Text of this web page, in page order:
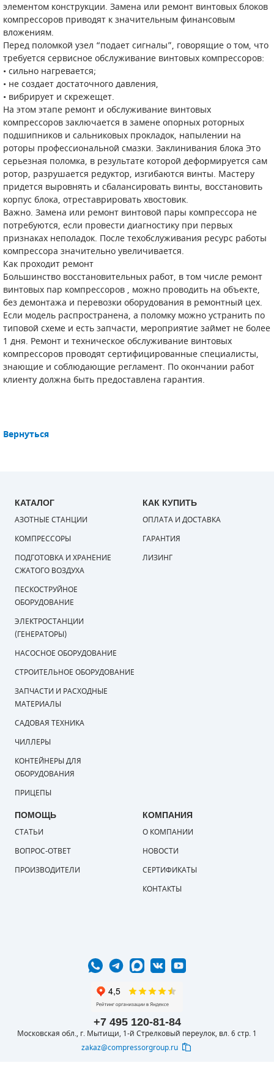
элементом конструкции. Замена или ремонт винтовых блоков
компрессоров приводят к значительным финансовым
вложениям.
Перед поломкой узел “подает сигналы”, говорящие о том, что
требуется сервисное обслуживание винтовых компрессоров:
• сильно нагревается;
• не создает достаточного давления,
• вибрирует и скрежещет.
На этом этапе ремонт и обслуживание винтовых
компрессоров заключается в замене опорных роторных
подшипников и сальниковых прокладок, напылении на
роторы профессиональной смазки. Заклинивания блока Это
серьезная поломка, в результате которой деформируется сам
ротор, разрушается редуктор, изгибаются винты. Мастеру
придется выровнять и сбалансировать винты, восстановить
корпус блока, отреставрировать хвостовик.
Важно. Замена или ремонт винтовой пары компрессора не
потребуются, если провести диагностику при первых
признаках неполадок. После техобслуживания ресурс работы
компрессора значительно увеличивается.
Как проходит ремонт
Большинство восстановительных работ, в том числе ремонт
винтовых пар компрессоров , можно проводить на объекте,
без демонтажа и перевозки оборудования в ремонтный цех.
Если модель распространена, а поломку можно устранить по
типовой схеме и есть запчасти, мероприятие займет не более
1 дня. Ремонт и техническое обслуживание винтовых
компрессоров проводят сертифицированные специалисты,
знающие и соблюдающие регламент. По окончании работ
клиенту должна быть предоставлена гарантия.
Вернуться
+7 495 120-81-84
Московская обл., г. Мытищи, 1-й Стрелковый переулок, вл. 6 стр. 1
zakaz@compressorgroup.ru
КАТАЛОГ
АЗОТНЫЕ СТАНЦИИ
КОМПРЕССОРЫ
ПОДГОТОВКА И ХРАНЕНИЕ
СЖАТОГО ВОЗДУХА
ПЕСКОСТРУЙНОЕ
ОБОРУДОВАНИЕ
ЭЛЕКТРОСТАНЦИИ
(ГЕНЕРАТОРЫ)
НАСОСНОЕ ОБОРУДОВАНИЕ
СТРОИТЕЛЬНОЕ ОБОРУДОВАНИЕ
ЗАПЧАСТИ И РАСХОДНЫЕ
МАТЕРИАЛЫ
САДОВАЯ ТЕХНИКА
ЧИЛЛЕРЫ
КОНТЕЙНЕРЫ ДЛЯ
ОБОРУДОВАНИЯ
ПРИЦЕПЫ
КАК КУПИТЬ
ОПЛАТА И ДОСТАВКА
ГАРАНТИЯ
ЛИЗИНГ
ПОМОЩЬ
СТАТЬИ
ВОПРОС-ОТВЕТ
ПРОИЗВОДИТЕЛИ
КОМПАНИЯ
О КОМПАНИИ
НОВОСТИ
СЕРТИФИКАТЫ
КОНТАКТЫ
ДЕТАЛИ ПОРШНЕВЫХ КОМПРЕССОРОВ
ДЕТАЛИ СПИРАЛЬНЫХ КОМПРЕССОРОВ
ДЕТАЛИ НАСОСНОЙ ЧАСТИ
ДЕТАЛИ ПОГРУЖНЫХ НАСОСОВ
ШЛАНГИ ДЛЯ МОТОПОМП
ДЛЯ ВАКУУМНЫХ НАСОСОВ